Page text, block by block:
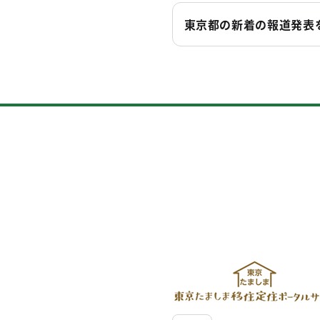
東京都の新着の報道発表